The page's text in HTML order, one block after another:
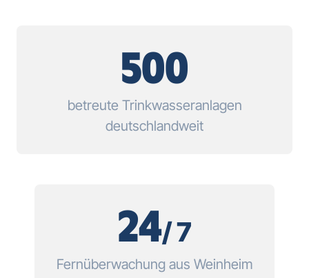
500
betreute Trinkwasseranlagen
deutschlandweit
24/ 7
Fernüberwachung aus Weinheim